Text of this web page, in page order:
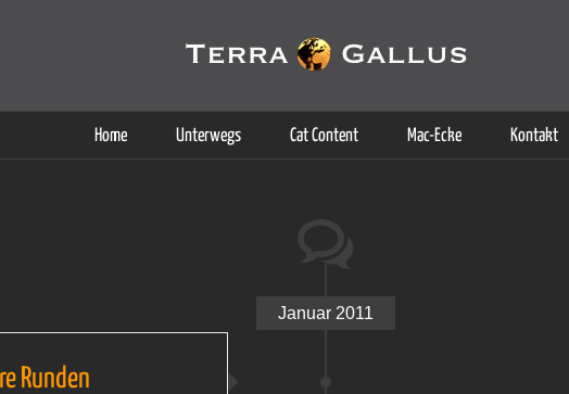
Home Unterwegs Cat Content Mac-Ecke Kontakt
Januar 2011
Runden
der Dienste. Durch die Nutzung dieser Webseite erklären Sie sich
Weitere Informationen